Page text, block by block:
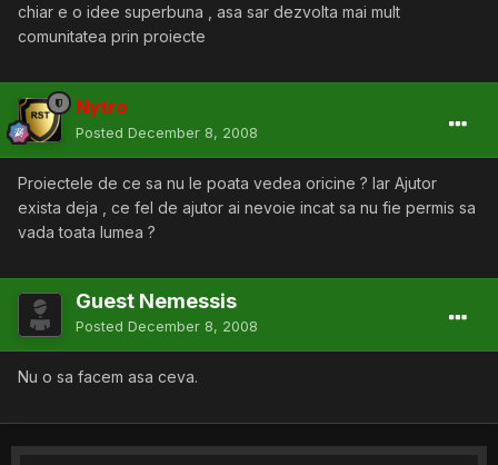
chiar e o idee superbuna , asa sar dezvolta mai mult
comunitatea prin proiecte
Nytro
Posted December 8, 2008
Proiectele de ce sa nu le poata vedea oricine ? Iar Ajutor
exista deja , ce fel de ajutor ai nevoie incat sa nu fie permis sa
vada toata lumea ?
Guest Nemessis
Posted December 8, 2008
Nu o sa facem asa ceva.